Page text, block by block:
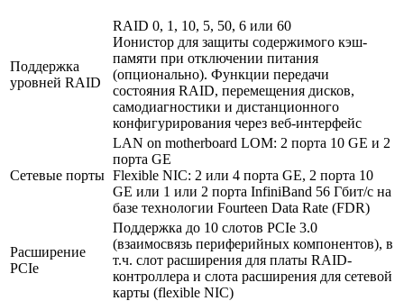
Поддержка
уровней RAID
RAID 0, 1, 10, 5, 50, 6 или 60
Ионистор для защиты содержимого кэш-
памяти при отключении питания
(опционально). Функции передачи
состояния RAID, перемещения дисков,
самодиагностики и дистанционного
конфигурирования через веб-интерфейс
Сетевые порты
LAN on motherboard LOM: 2 порта 10 GE и 2
порта GE
Flexible NIC: 2 или 4 порта GE, 2 порта 10
GE или 1 или 2 порта InfiniBand 56 Гбит/с на
базе технологии Fourteen Data Rate (FDR)
Расширение
PCIe
Поддержка до 10 слотов PCIe 3.0
(взаимосвязь периферийных компонентов), в
т.ч. слот расширения для платы RAID-
контроллера и слота расширения для сетевой
карты (flexible NIC)